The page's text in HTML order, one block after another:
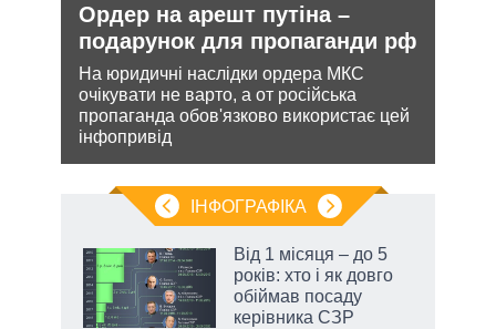
Ордер на арешт путіна –
подарунок для пропаганди рф
На юридичні наслідки ордера МКС
очікувати не варто, а от російська
пропаганда обов'язково використає цей
інфопривід
ІНФОГРАФІКА
Від 1 місяця – до 5
років: хто і як довго
обіймав посаду
керівника СЗР